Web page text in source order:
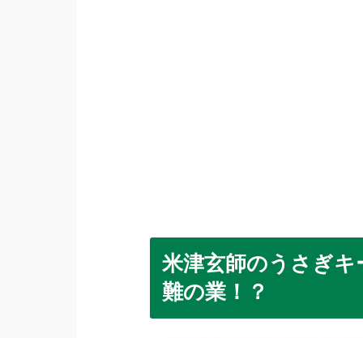
米津玄師のうさぎ
難の業！？